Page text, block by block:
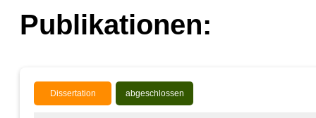
Publikationen:
Dissertation abgeschlossen